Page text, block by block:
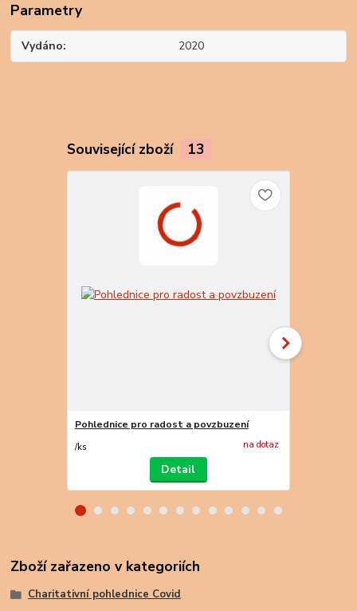
Parametry
Vydáno 2020
Související zboží 13
Pohlednice pro radost a povzbuzení
/ks na dotaz
Detail
Zboží zařazeno v kategoriích
Charitativní pohlednice Covid